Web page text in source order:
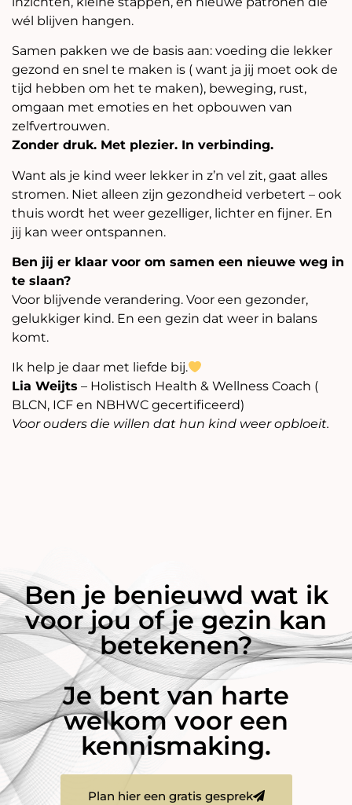
wél blijven hangen.
Samen pakken we de basis aan: voeding die lekker
gezond en snel te maken is ( want ja jij moet ook de
tijd hebben om het te maken), beweging, rust,
omgaan met emoties en het opbouwen van
zelfvertrouwen.
Zonder druk. Met plezier. In verbinding.
Want als je kind weer lekker in z’n vel zit, gaat alles
stromen. Niet alleen zijn gezondheid verbetert – ook
thuis wordt het weer gezelliger, lichter en fijner. En
jij kan weer ontspannen.
Ben jij er klaar voor om samen een nieuwe weg in
te slaan?
Voor blijvende verandering. Voor een gezonder,
gelukkiger kind. En een gezin dat weer in balans
komt.
Ik help je daar met liefde bij.
Lia Weijts – Holistisch Health & Wellness Coach (
BLCN, ICF en NBHWC gecertificeerd)
Voor ouders die willen dat hun kind weer opbloeit.
Ben je benieuwd wat ik
voor jou of je gezin kan
betekenen?
Je bent van harte
welkom voor een
kennismaking.
Plan hier een gratis gesprek